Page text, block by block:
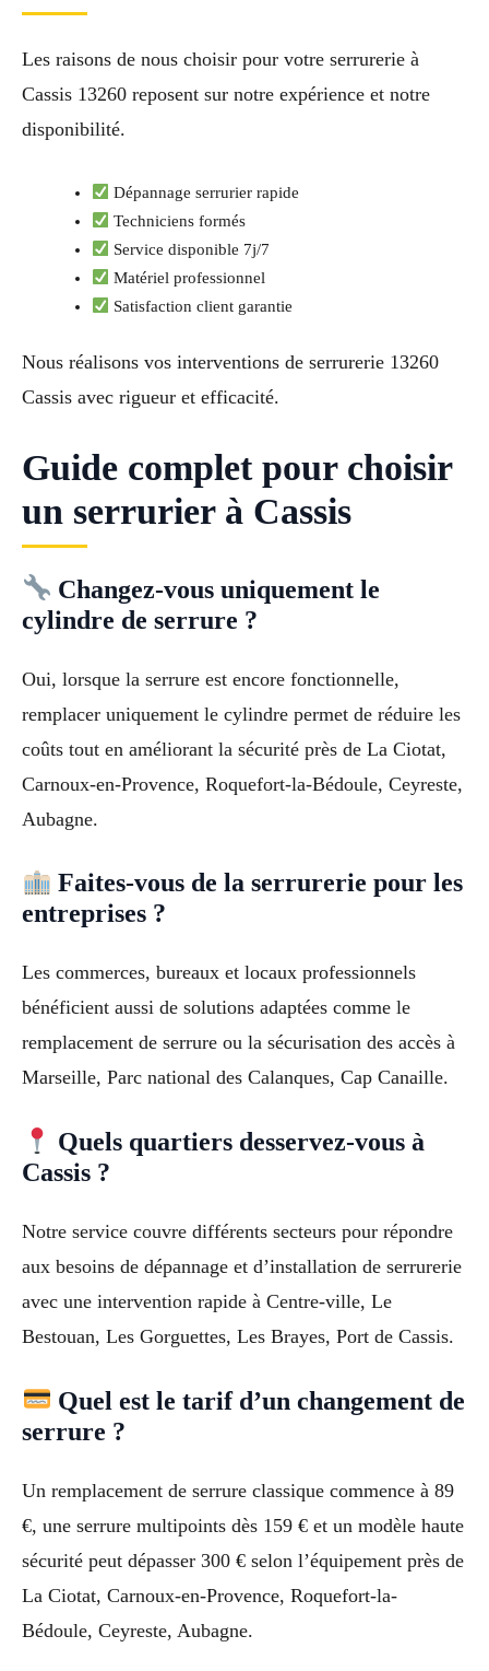
Les raisons de nous choisir pour votre serrurerie à
Cassis 13260 reposent sur notre expérience et notre
disponibilité.
Dépannage serrurier rapide
Techniciens formés
Service disponible 7j/7
Matériel professionnel
Satisfaction client garantie
Nous réalisons vos interventions de serrurerie 13260
Cassis avec rigueur et efficacité.
Guide complet pour choisir
un serrurier à Cassis
Changez-vous uniquement le
cylindre de serrure ?
Oui, lorsque la serrure est encore fonctionnelle,
remplacer uniquement le cylindre permet de réduire les
coûts tout en améliorant la sécurité près de La Ciotat,
Carnoux-en-Provence, Roquefort-la-Bédoule, Ceyreste,
Aubagne.
Faites-vous de la serrurerie pour les
entreprises ?
Les commerces, bureaux et locaux professionnels
bénéficient aussi de solutions adaptées comme le
remplacement de serrure ou la sécurisation des accès à
Marseille, Parc national des Calanques, Cap Canaille.
Quels quartiers desservez-vous à
Cassis ?
Notre service couvre différents secteurs pour répondre
aux besoins de dépannage et d’installation de serrurerie
avec une intervention rapide à Centre-ville, Le
Bestouan, Les Gorguettes, Les Brayes, Port de Cassis.
Quel est le tarif d’un changement de
serrure ?
Un remplacement de serrure classique commence à 89
€, une serrure multipoints dès 159 € et un modèle haute
sécurité peut dépasser 300 € selon l’équipement près de
La Ciotat, Carnoux-en-Provence, Roquefort-la-
Bédoule, Ceyreste, Aubagne.